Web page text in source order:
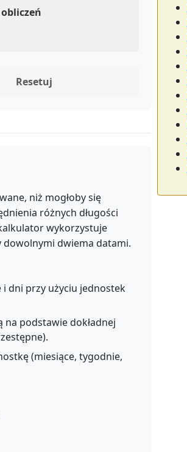
Resetuj
niż mogłoby się
różnych długości
wykorzystuje
dowolnymi dwiema datami.
i dni przy użyciu jednostek
podstawie dokładnej
(miesiące, tygodnie,